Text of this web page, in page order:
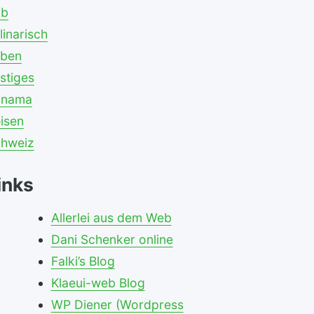
Allerlei aus dem Web
Dani Schenker online
Falki’s Blog
Klaeui-web Blog
WP Diener (Wordpress